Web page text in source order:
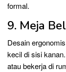
formal.
9. Meja
Desain
kecil di sisi
atau bekerja di